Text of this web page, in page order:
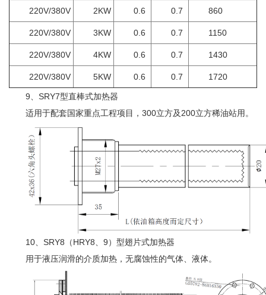
220V/380V 2KW 0.6 0.7 860
220V/380V 3KW 0.6 0.7 1150
220V/380V 4KW 0.6 0.7 1430
220V/380V 5KW 0.6 0.7 1720
9、SRY7型直棒式加热器
适用于配套国家重点工程项目，300立方及200立方稀油站用。
10、SRY8（HRY8、9）型翅片式加热器
用于液压润滑的介质加热，无腐蚀性的气体、液体。